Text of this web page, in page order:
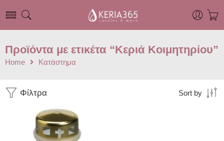
Προϊόντα με ετικέτα “Κεριά Κοιμητηρίου”
Home Κατάστημα
Φίλτρα Sort by